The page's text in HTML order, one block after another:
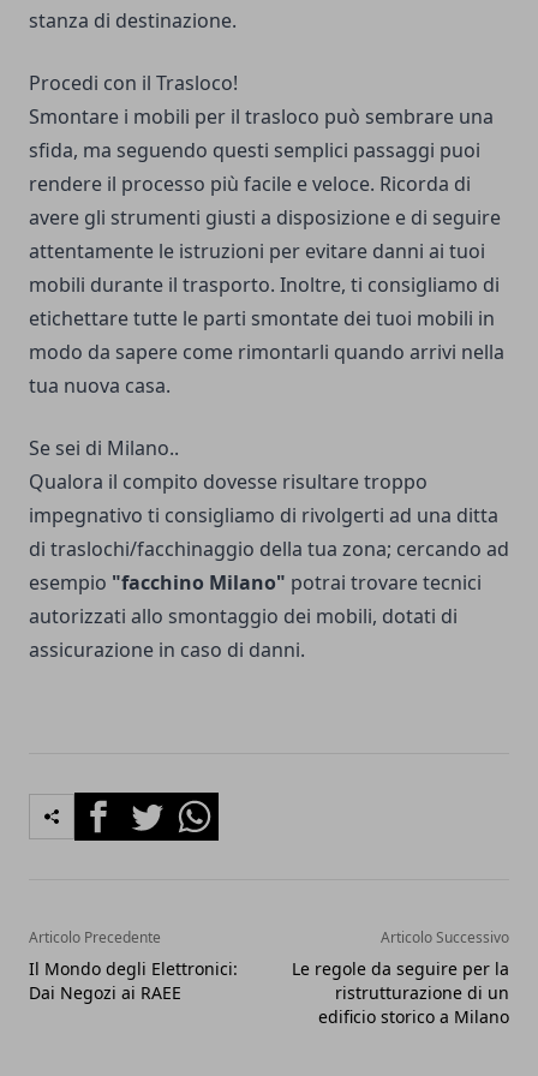
stanza di destinazione.
Procedi con il Trasloco!
Smontare i mobili per il trasloco può sembrare una
sfida, ma seguendo questi semplici passaggi puoi
rendere il processo più facile e veloce. Ricorda di
avere gli strumenti giusti a disposizione e di seguire
attentamente le istruzioni per evitare danni ai tuoi
mobili durante il trasporto. Inoltre, ti consigliamo di
etichettare tutte le parti smontate dei tuoi mobili in
modo da sapere come rimontarli quando arrivi nella
tua nuova casa.
Se sei di Milano..
Qualora il compito dovesse risultare troppo
impegnativo ti consigliamo di rivolgerti ad una ditta
di traslochi/facchinaggio della tua zona; cercando ad
esempio "facchino Milano" potrai trovare tecnici
autorizzati allo smontaggio dei mobili, dotati di
assicurazione in caso di danni.
FacebookTwitterWhatsapp
Articolo Precedente
Il Mondo degli Elettronici:
Dai Negozi ai RAEE
Articolo Successivo
Le regole da seguire per la
ristrutturazione di un
edificio storico a Milano